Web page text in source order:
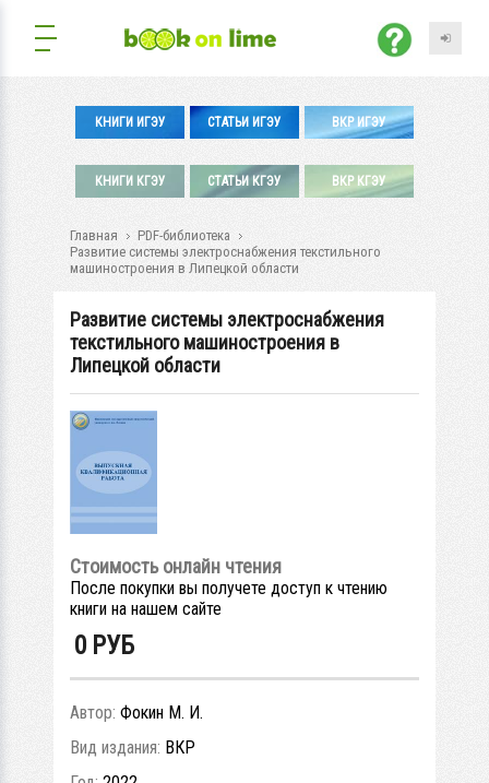
КНИГИ ИГЭУ СТАТЬИ ИГЭУ ВКР ИГЭУ
КНИГИ КГЭУ СТАТЬИ КГЭУ ВКР КГЭУ
Главная
PDF-библиотека
Развитие системы электроснабжения текстильного
машиностроения в Липецкой области
Развитие системы электроснабжения
текстильного машиностроения в
Липецкой области
Стоимость онлайн чтения
После покупки вы получете доступ к чтению
книги на нашем сайте
0 РУБ
Автор: Фокин М. И.
Вид издания: ВКР